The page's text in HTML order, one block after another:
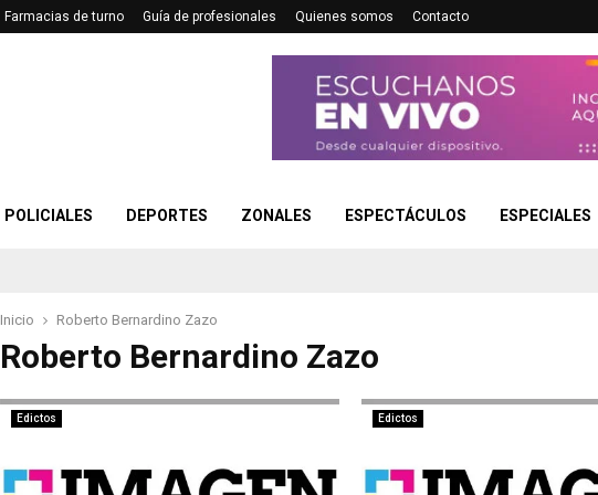
Farmacias de turno Guía de profesionales Quienes somos Contacto
POLICIALES DEPORTES ZONALES ESPECTÁCULOS ESPECIALES
Inicio Roberto Bernardino Zazo
Roberto Bernardino Zazo
Edictos Edictos